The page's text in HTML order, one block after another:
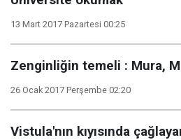
13 Mart 2017 Pazartesi 00:25
Zenginliğin temeli : Mura,
26 Ocak 2017 Perşembe 02:20
Vistula'nın kıyısında